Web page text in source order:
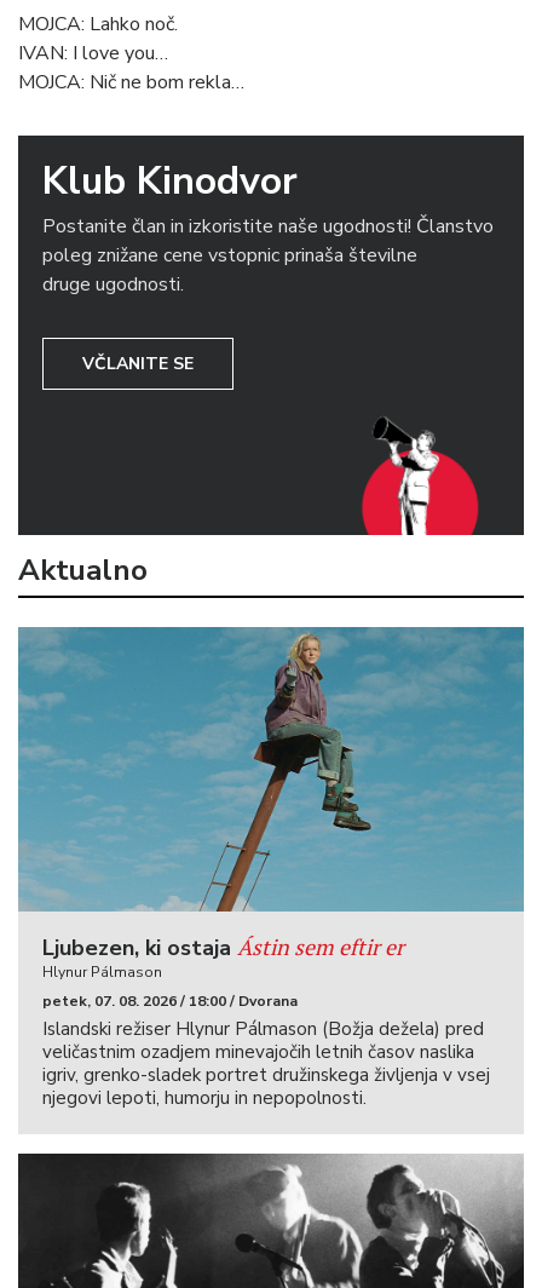
MOJCA: Lahko noč.
IVAN: I love you…
MOJCA: Nič ne bom rekla…
Klub Kinodvor
Postanite član in izkoristite naše ugodnosti! Članstvo
poleg znižane cene vstopnic prinaša številne
druge ugodnosti.
VČLANITE SE
Aktualno
Ljubezen, ki ostaja Ástin sem eftir er
Hlynur Pálmason
petek, 07. 08. 2026 / 18:00 / Dvorana
Islandski režiser Hlynur Pálmason (Božja dežela) pred
veličastnim ozadjem minevajočih letnih časov naslika
igriv, grenko-sladek portret družinskega življenja v vsej
njegovi lepoti, humorju in nepopolnosti.